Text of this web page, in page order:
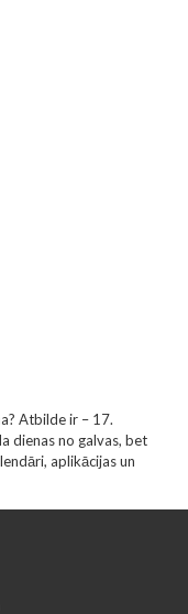
Atbilde ir – 17.
dienas no galvas, bet
aplikācijas un